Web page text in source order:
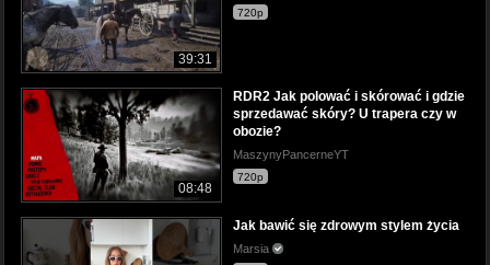
39:31
720p
08:48
RDR2 Jak polować i skórować i gdzie
sprzedawać skóry? U trapera czy w
obozie?
MaszynyPancerneYT
720p
Jak bawić się zdrowym stylem życia
Marsia